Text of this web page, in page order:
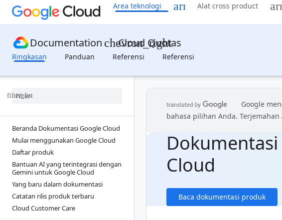
Area teknologi Alat cross product
Documentation Cloud Quotas
Ringkasan
Panduan Referensi Referensi
Beranda Dokumentasi Google Cloud
Mulai menggunakan Google Cloud
Daftar produk
Bantuan AI yang terintegrasi dengan
Gemini untuk Google Cloud
Yang baru dalam dokumentasi
Catatan rilis produk terbaru
Cloud Customer Care
Google
bahasa pilihan Anda.
Cloud
Baca dokumentasi produk